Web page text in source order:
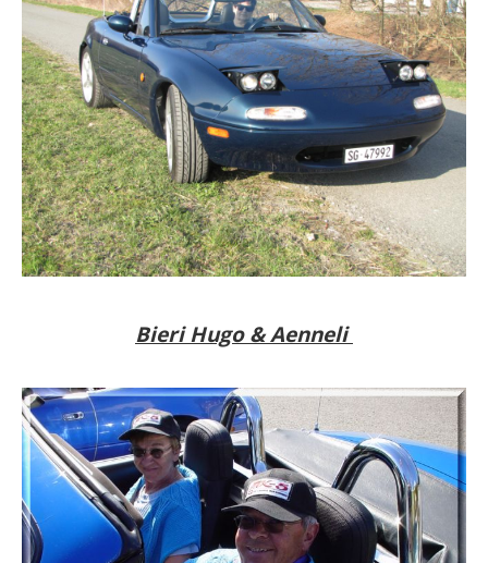
Bieri Hugo & Aenneli